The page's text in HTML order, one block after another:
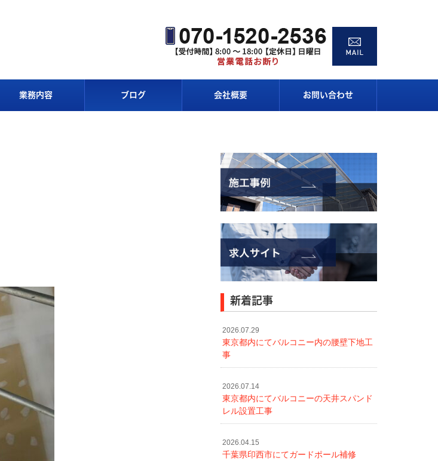
業務内容 ブログ 会社概要 お問い合わせ
新着記事
2026.07.29
東京都内にてバルコニー内の腰壁下地工
事
2026.07.14
東京都内にてバルコニーの天井スパンド
レル設置工事
2026.04.15
千葉県印西市にてガードポール補修